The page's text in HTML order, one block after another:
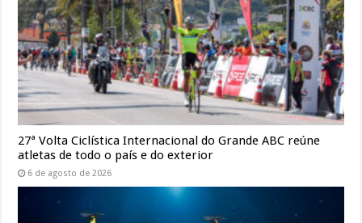
27ª Volta Ciclística Internacional do Grande ABC reúne
atletas de todo o país e do exterior
6 de agosto de 2026